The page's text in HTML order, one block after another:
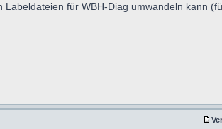
für WBH-Diag umwandeln kann